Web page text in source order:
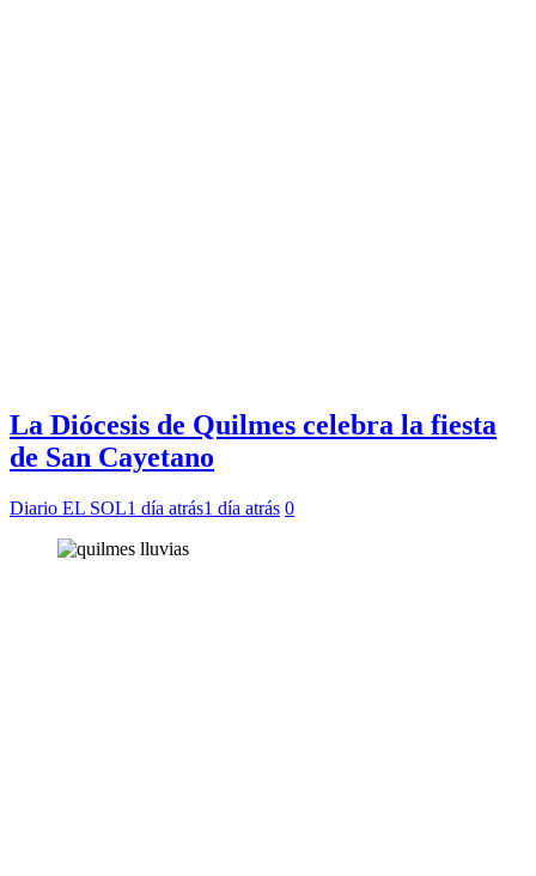
La Diócesis de Quilmes celebra la fiesta
de San Cayetano
Diario EL SOL1 día atrás1 día atrás 0